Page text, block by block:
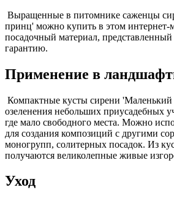
Выращенные в питомнике саженцы
принц' можно купить в этом интернет-
посадочный материал,
гарантию.
Применение в
Компактные кусты сирени 'Маленький
озеленения небольших приусадебных
где мало свободного места. Можно
для создания композиций с другими
моногрупп, солитерных посадок. Из
получаются великолепные живые
Уход